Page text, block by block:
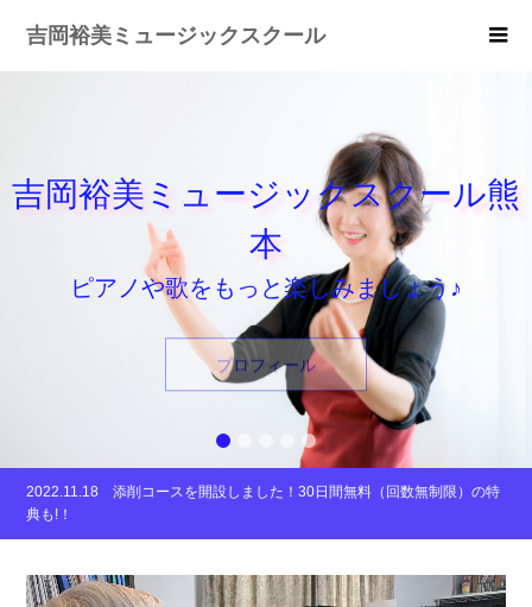
吉岡裕美ミュージックスクール
吉岡裕美ミュージックスクール熊
本
ピアノや歌をもっと楽しみましょう♪
プロフィール
2022.11.18
添削コースを開設しました！30日間無料（回数無制限）の特
典も!！
募集！